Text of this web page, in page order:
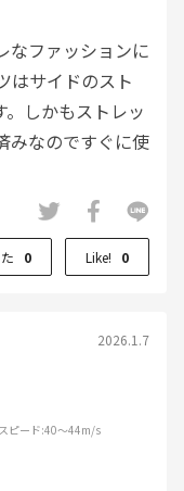
なファッションに
はサイドのスト
しかもストレッ
みなのですぐに使
0 Like! 0
2026.1.7
ピード:40～44m/s